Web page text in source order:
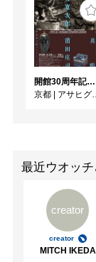
開館30周年記念 山本爲三郎・河井寬次郎没後60年記念 「共鳴 河井寬次郎 × 濱田庄司 ー山本爲三郎コレクションより」
京都 | アサヒグループ大山崎山荘美術館
最近ウオッ
creator
creator
MITCH IKEDA